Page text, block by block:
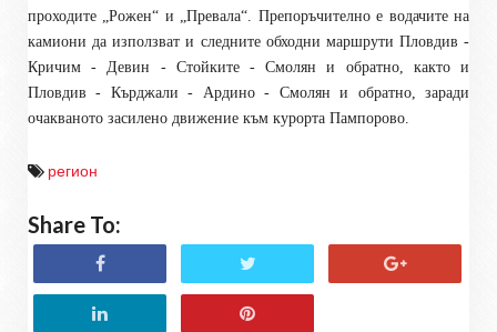
проходите „Рожен“ и „Превала“. Препоръчително е водачите на
камиони да използват и следните обходни маршрути Пловдив -
Кричим - Девин - Стойките - Смолян и обратно, както и
Пловдив - Кърджали - Ардино - Смолян и обратно, заради
очакваното засилено движение към курорта Пампорово.
регион
Share To: